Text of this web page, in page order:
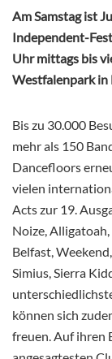
Am Samstag ist
Independent-
Uhr mittags bis
Westfalenpark in
Bis zu 30.000
mehr als 150
Dancefloors
vielen
Acts zur 19.
Noize,
Belfast,
Simius, Sierra
können sich
freuen. Auf ihren